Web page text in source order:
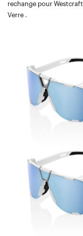
rechange pour
Verre .